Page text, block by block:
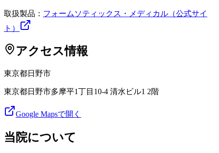
取扱製品： フォームソティックス・メディカル（公式サイ
ト）
アクセス情報
東京都日野市
東京都日野市多摩平1丁目10-4 清水ビル1 2階
Google Mapsで開く
当院について